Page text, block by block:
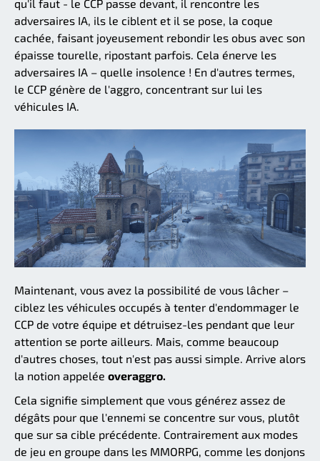
qu'il faut - le CCP passe devant, il rencontre les
adversaires IA, ils le ciblent et il se pose, la coque
cachée, faisant joyeusement rebondir les obus avec son
épaisse tourelle, ripostant parfois. Cela énerve les
adversaires IA – quelle insolence ! En d'autres termes,
le CCP génère de l'aggro, concentrant sur lui les
véhicules IA.
Maintenant, vous avez la possibilité de vous lâcher –
ciblez les véhicules occupés à tenter d'endommager le
CCP de votre équipe et détruisez-les pendant que leur
attention se porte ailleurs. Mais, comme beaucoup
d'autres choses, tout n'est pas aussi simple. Arrive alors
la notion appelée overaggro.
Cela signifie simplement que vous générez assez de
dégâts pour que l'ennemi se concentre sur vous, plutôt
que sur sa cible précédente. Contrairement aux modes
de jeu en groupe dans les MMORPG, comme les donjons